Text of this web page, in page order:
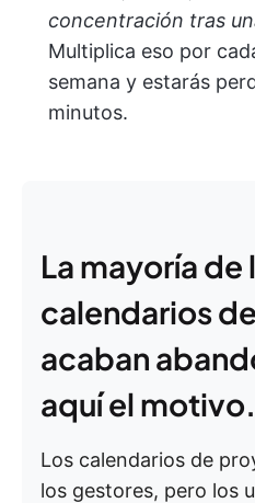
concentración tras
Multiplica eso por
semana y estarás
minutos.
La mayoría de
calendarios
acaban
aquí el motivo.
Los calendarios de
los gestores, pero los